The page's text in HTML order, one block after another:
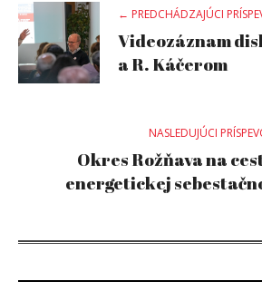
Post
navigation
← PREDCHÁDZAJÚCI
Videozáznam
a R. Káčerom
NASLEDUJÚCI
Okres Rožňava na
energetickej